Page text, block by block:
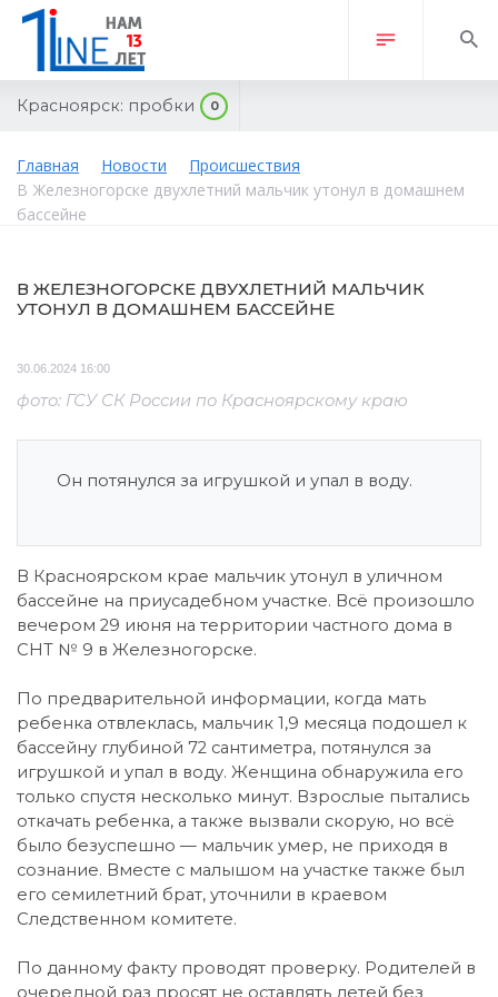
Красноярск: пробки 0
Главная Новости
Происшествия
В Железногорске двухлетний мальчик утонул в домашнем
бассейне
В ЖЕЛЕЗНОГОРСКЕ ДВУХЛЕТНИЙ МАЛЬЧИК
УТОНУЛ В ДОМАШНЕМ БАССЕЙНЕ
30.06.2024 16:00
фото: ГСУ СК России по Красноярскому краю
Он потянулся за игрушкой и упал в воду.
В Красноярском крае мальчик утонул в уличном
бассейне на приусадебном участке. Всё произошло
вечером 29 июня на территории частного дома в
СНТ № 9 в Железногорске.
По предварительной информации, когда мать
ребенка отвлеклась, мальчик 1,9 месяца подошел к
бассейну глубиной 72 сантиметра, потянулся за
игрушкой и упал в воду. Женщина обнаружила его
только спустя несколько минут. Взрослые пытались
откачать ребенка, а также вызвали скорую, но всё
было безуспешно — мальчик умер, не приходя в
сознание. Вместе с малышом на участке также был
его семилетний брат, уточнили в краевом
Следственном комитете.
По данному факту проводят проверку. Родителей в
очередной раз просят не оставлять детей без